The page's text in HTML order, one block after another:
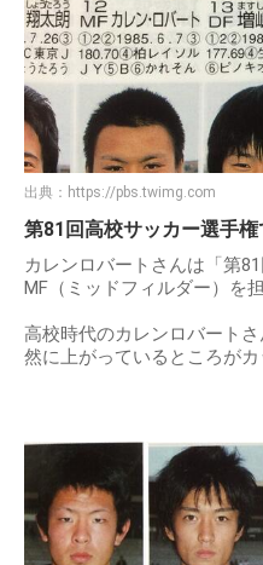
出典： https://pbs.twimg.com
第81回高校サッカー選手
カレンロバートさんは「第
MF（ミッドフィルダー）を
高校時代のカレンロバート
然に上がっているところがカ